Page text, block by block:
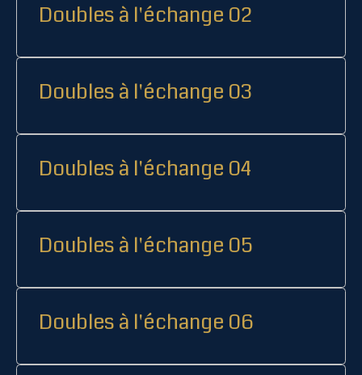
Doubles à l'échange 02
Doubles à l'échange 03
Doubles à l'échange 04
Doubles à l'échange 05
Doubles à l'échange 06